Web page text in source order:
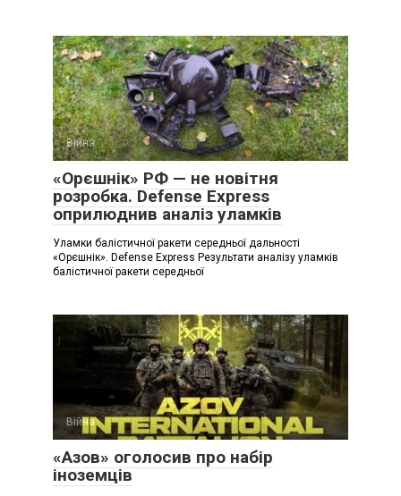
Війна
«Орєшнік» РФ — не новітня
розробка. Defense Express
оприлюднив аналіз уламків
Уламки балістичної ракети середньої дальності
«Орєшнік». Defense Express Результати аналізу уламків
балістичної ракети середньої
Війна
«Азов» оголосив про набір
іноземців